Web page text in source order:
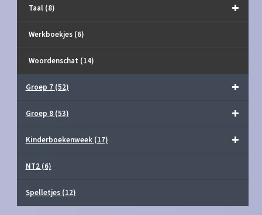
Taal (8)
Werkboekjes (6)
Woordenschat (14)
Groep 7 (52)
Groep 8 (53)
Kinderboekenweek (17)
NT2 (6)
Spelletjes (12)